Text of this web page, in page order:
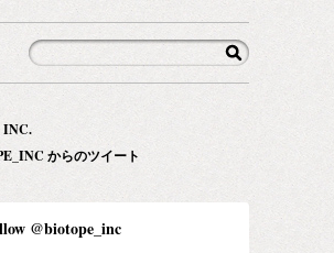
INC.
からのツイート
@biotope_inc